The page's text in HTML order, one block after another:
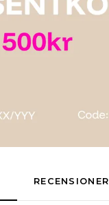
RECENSIONER